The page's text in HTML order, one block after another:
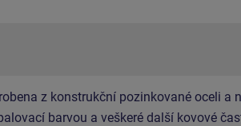
z konstrukční pozinkované oceli a
barvou a veškeré další kovové